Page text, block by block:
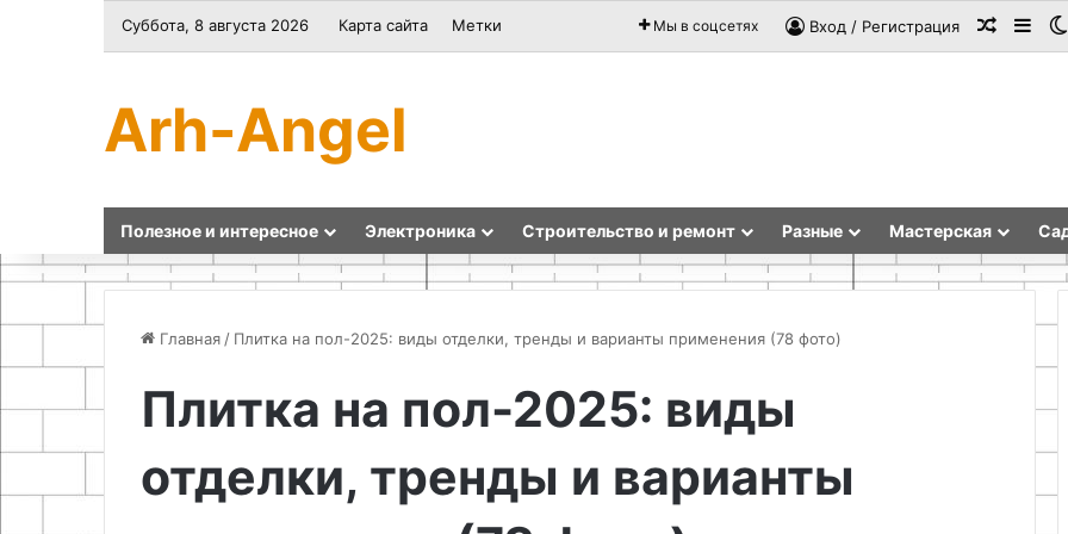
Суббота, 8 августа 2026 Карта сайта Метки Мы в соцсетях Вход / Регистрация
Arh-Angel
Полезное и интересное Электроника Строительство и ремонт Разные Мастерская
Главная / Плитка на пол-2025: виды отделки, тренды и варианты применения (78 фото)
Плитка на пол-2025: виды
отделки, тренды и варианты
Как
сделать
высокого
давления
Технология
реставрации
ремонта